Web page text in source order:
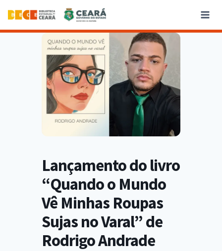
Lançamento do livro
“Quando o Mundo
Vê Minhas Roupas
Sujas no Varal” de
Rodrigo Andrade